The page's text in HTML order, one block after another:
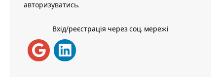
авторизуватись.
Вхід/реєстрація через соц. мережі